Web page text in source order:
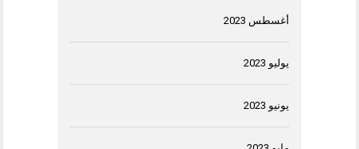
أغسطس 2023
يوليو 2023
يونيو 2023